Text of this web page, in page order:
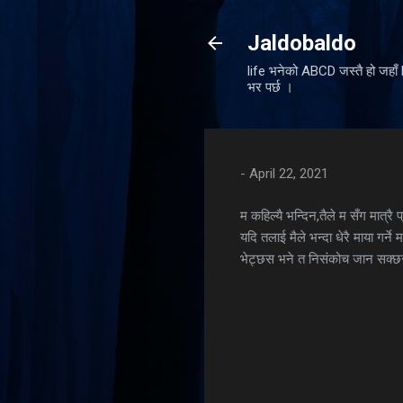
Jaldobaldo
life भनेको ABCD जस्तै हो
भर पर्छ ।
- April 22, 2021
म कहिल्यै भन्दिन,तैले म सँग मात्रै
यदि तलाई मैले भन्दा धेरै माया गर्ने
भेट्छस भने त निसंकोच जान